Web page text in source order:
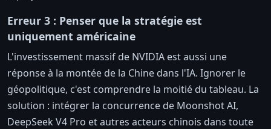
Erreur 3 : Penser que la stratégie est
uniquement américaine
L'investissement massif de NVIDIA est aussi une
réponse à la montée de la Chine dans l'IA. Ignorer le
géopolitique, c'est comprendre la moitié du tableau. La
solution : intégrer la concurrence de Moonshot AI,
DeepSeek V4 Pro et autres acteurs chinois dans toute